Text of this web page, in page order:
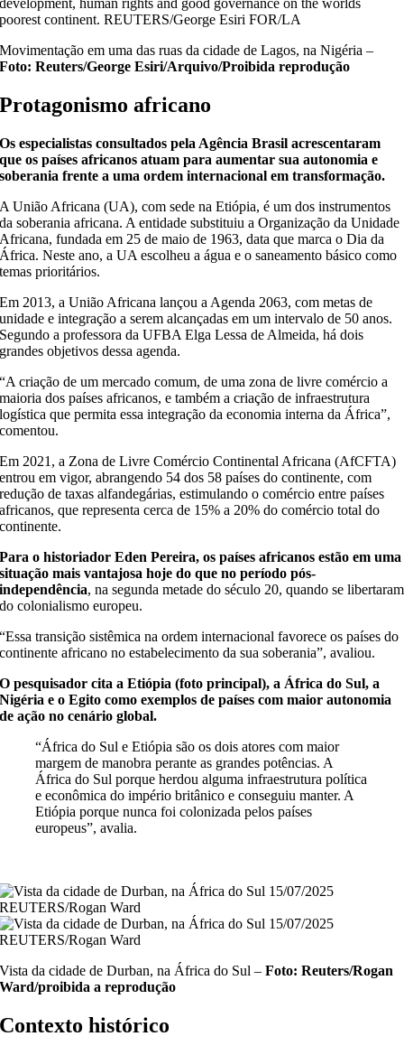
Movimentação em uma das ruas da cidade de Lagos, na Nigéria –
Foto: Reuters/George Esiri/Arquivo/Proibida reprodução
Protagonismo africano
Os especialistas consultados pela Agência Brasil acrescentaram
que os países africanos atuam para aumentar sua autonomia e
soberania frente a uma ordem internacional em transformação.
A União Africana (UA), com sede na Etiópia, é um dos instrumentos
da soberania africana. A entidade substituiu a Organização da Unidade
Africana, fundada em 25 de maio de 1963, data que marca o Dia da
África. Neste ano, a UA escolheu a água e o saneamento básico como
temas prioritários.
Em 2013, a União Africana lançou a Agenda 2063, com metas de
unidade e integração a serem alcançadas em um intervalo de 50 anos.
Segundo a professora da UFBA Elga Lessa de Almeida, há dois
grandes objetivos dessa agenda.
“A criação de um mercado comum, de uma zona de livre comércio a
maioria dos países africanos, e também a criação de infraestrutura
logística que permita essa integração da economia interna da África”,
comentou.
Em 2021, a Zona de Livre Comércio Continental Africana (AfCFTA)
entrou em vigor, abrangendo 54 dos 58 países do continente, com
redução de taxas alfandegárias, estimulando o comércio entre países
africanos, que representa cerca de 15% a 20% do comércio total do
continente.
Para o historiador Eden Pereira, os países africanos estão em uma
situação mais vantajosa hoje do que no período pós-
independência, na segunda metade do século 20, quando se libertaram
do colonialismo europeu.
“Essa transição sistêmica na ordem internacional favorece os países do
continente africano no estabelecimento da sua soberania”, avaliou.
O pesquisador cita a Etiópia (foto principal), a África do Sul, a
Nigéria e o Egito como exemplos de países com maior autonomia
de ação no cenário global.
“África do Sul e Etiópia são os dois atores com maior
margem de manobra perante as grandes potências. A
África do Sul porque herdou alguma infraestrutura política
e econômica do império britânico e conseguiu manter. A
Etiópia porque nunca foi colonizada pelos países
europeus”, avalia.
Vista da cidade de Durban, na África do Sul –Foto: Reuters/Rogan
Ward/proibida a reprodução
Contexto histórico